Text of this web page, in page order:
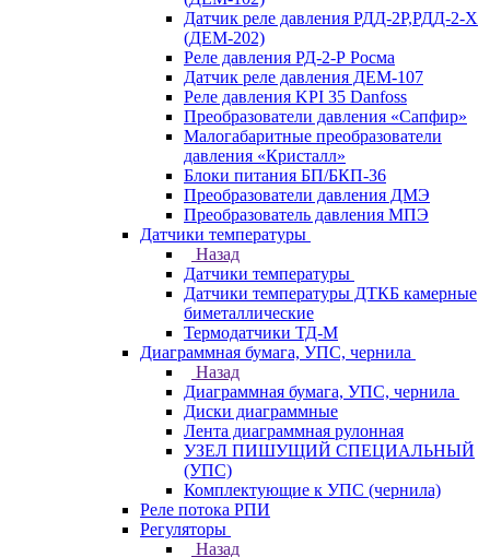
Датчик реле давления РДД-2Р,РДД-2-Х
(ДЕМ-202)
Реле давления РД-2-Р Росма
Датчик реле давления ДЕМ-107
Реле давления KPI 35 Danfoss
Преобразователи давления «Сапфир»
Малогабаритные преобразователи
давления «Кристалл»
Блоки питания БП/БКП-36
Преобразователи давления ДМЭ
Преобразователь давления МПЭ
Датчики температуры
Назад
Датчики температуры
Датчики температуры ДТКБ камерные
биметаллические
Термодатчики ТД-М
Диаграммная бумага, УПС, чернила
Назад
Диаграммная бумага, УПС, чернила
Диски диаграммные
Лента диаграммная рулонная
УЗЕЛ ПИШУЩИЙ СПЕЦИАЛЬНЫЙ
(УПС)
Комплектующие к УПС (чернила)
Реле потока РПИ
Регуляторы
Назад